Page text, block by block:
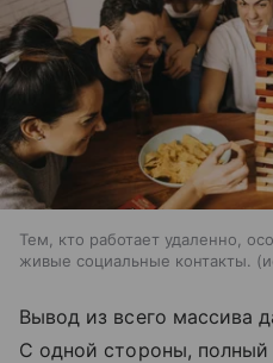
Тем, кто работает удаленно,
живые социальные контакты.
Вывод из всего массива
С одной стороны, полный